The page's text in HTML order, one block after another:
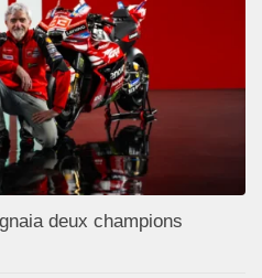
deux champions